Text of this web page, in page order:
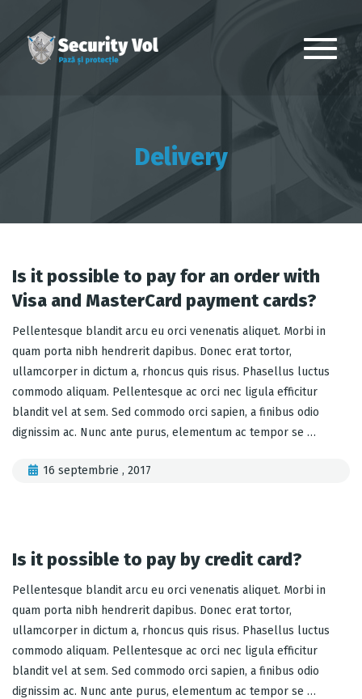
Delivery
Is it possible to pay for an order with
Visa and MasterCard payment cards?
Pellentesque blandit arcu eu orci venenatis aliquet. Morbi in
quam porta nibh hendrerit dapibus. Donec erat tortor,
ullamcorper in dictum a, rhoncus quis risus. Phasellus luctus
commodo aliquam. Pellentesque ac orci nec ligula efficitur
blandit vel at sem. Sed commodo orci sapien, a finibus odio
dignissim ac. Nunc ante purus, elementum ac tempor se …
16 septembrie , 2017
Is it possible to pay by credit card?
Pellentesque blandit arcu eu orci venenatis aliquet. Morbi in
quam porta nibh hendrerit dapibus. Donec erat tortor,
ullamcorper in dictum a, rhoncus quis risus. Phasellus luctus
commodo aliquam. Pellentesque ac orci nec ligula efficitur
blandit vel at sem. Sed commodo orci sapien, a finibus odio
dignissim ac. Nunc ante purus, elementum ac tempor se …